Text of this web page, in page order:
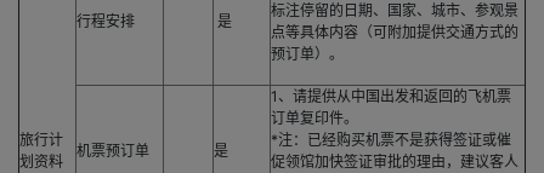
旅行计
划资料
行程安排 是
标注停留的日期、国家、城市、参观景
点等具体内容（可附加提供交通方式的
预订单）。
机票预订单 是
1、请提供从中国出发和返回的飞机票
订单复印件。
*注：已经购买机票不是获得签证或催
促领馆加快签证审批的理由，建议客人